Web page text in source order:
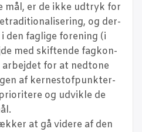
mål, er de ikke udtryk for
og der­
den fag­li­ge for­e­ning (i
med skif­ten­de fag­kon­
for at nedt­o­ne
af ker­ne­stof­punk­ter­
og udvik­le de
at gå vide­re af den